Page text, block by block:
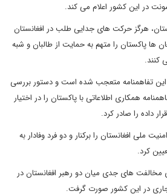
در این کشور اعلام می کند.
هرگز حرکت های جدایی طلب در افغانستان
ها پاکستان را متهم به حمایت از طالبان و شبه
کنند.
تفاهمنامه متعجب شده است و دستور بررسی
همکاری اطلاعاتی با پاکستان را در اختیار
داده را صادر کرد.
ملی افغانستان را برکنار و دو فرد وفادار به
کرد.
های جدی میان دو رهبر افغانستان در
در این کشور صورت گرفت.